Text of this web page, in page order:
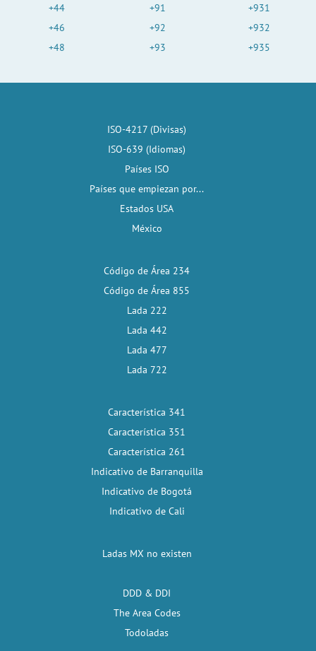
+44
+46
+48
+91
+92
+93
+931
+932
+935
ISO-4217 (Divisas)
ISO-639 (Idiomas)
Países ISO
Países que empiezan por...
Estados USA
México
Código de Área 234
Código de Área 855
Lada 222
Lada 442
Lada 477
Lada 722
Característica 341
Característica 351
Característica 261
Indicativo de Barranquilla
Indicativo de Bogotá
Indicativo de Cali
Ladas MX no existen
DDD & DDI
The Area Codes
Todoladas